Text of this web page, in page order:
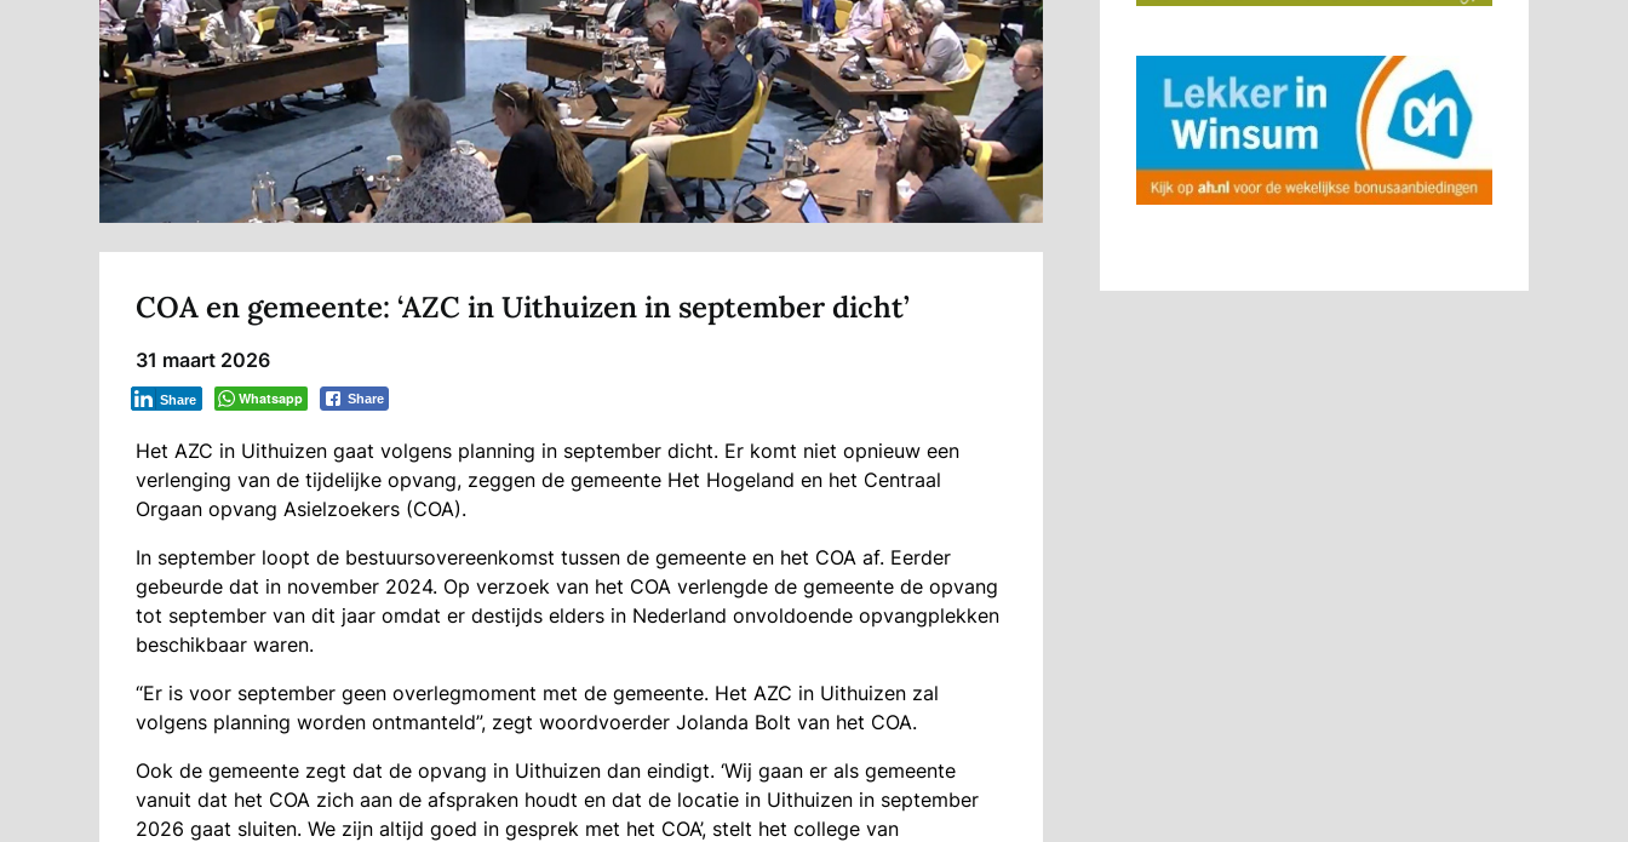
COA en gemeente: ‘AZC in Uithuizen in september dicht’
31 maart 2026
Whatsapp Share
Share
Het AZC in Uithuizen gaat volgens planning in september dicht. Er komt niet opnieuw een
verlenging van de tijdelijke opvang, zeggen de gemeente Het Hogeland en het Centraal
Orgaan opvang Asielzoekers (COA).
In september loopt de bestuursovereenkomst tussen de gemeente en het COA af. Eerder
gebeurde dat in november 2024. Op verzoek van het COA verlengde de gemeente de opvang
tot september van dit jaar omdat er destijds elders in Nederland onvoldoende opvangplekken
beschikbaar waren.
“Er is voor september geen overlegmoment met de gemeente. Het AZC in Uithuizen zal
volgens planning worden ontmanteld”, zegt woordvoerder Jolanda Bolt van het COA.
Ook de gemeente zegt dat de opvang in Uithuizen dan eindigt. ‘Wij gaan er als gemeente
vanuit dat het COA zich aan de afspraken houdt en dat de locatie in Uithuizen in september
2026 gaat sluiten. We zijn altijd goed in gesprek met het COA’, stelt het college van